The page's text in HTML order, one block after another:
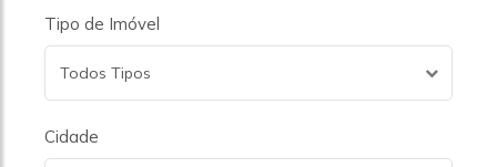
Tipo de Imóvel
Todos Tipos
Cidade